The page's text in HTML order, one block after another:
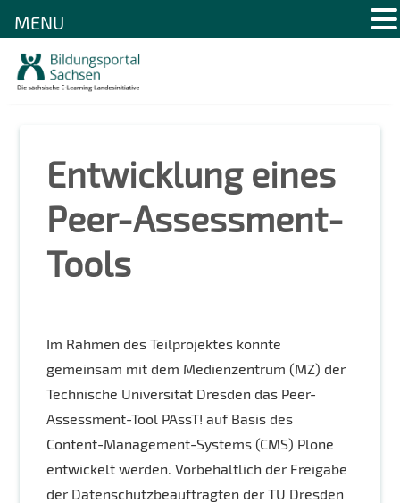
Entwicklung eines
Peer-Assessment-
Tools
Im Rahmen des Teilprojektes konnte
gemeinsam mit dem Medienzentrum (MZ) der
Technische Universität Dresden das Peer-
Assessment-Tool PAssT! auf Basis des
Content-Management-Systems (CMS) Plone
entwickelt werden. Vorbehaltlich der Freigabe
der Datenschutzbeauftragten der TU Dresden
MENU